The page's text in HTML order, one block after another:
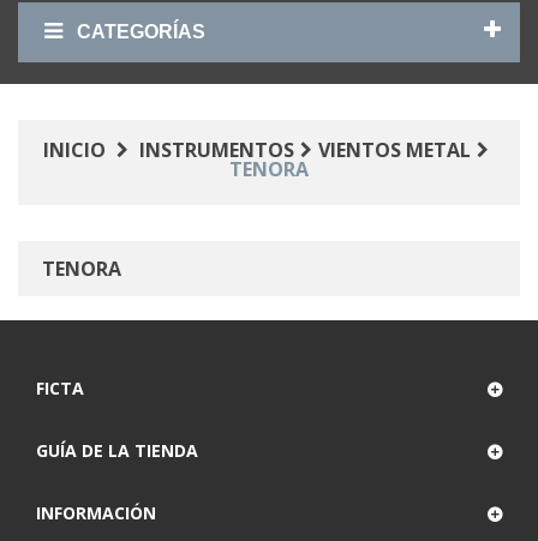
CATEGORÍAS
INICIO INSTRUMENTOS VIENTOS METAL
TENORA
TENORA
FICTA
GUÍA DE LA TIENDA
INFORMACIÓN